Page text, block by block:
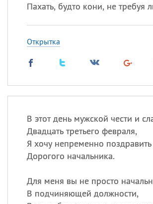
Пахать, будто кони, не требуя
Открытка
В этот день мужской чести и
Двадцать третьего февраля,
Я хочу непременно поздравить
Дорогого начальника.
Для меня вы не просто
В подчиняющей должности,